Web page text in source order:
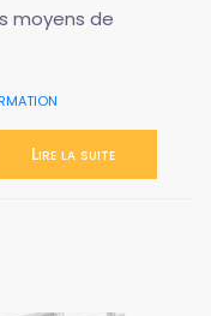
moyens de
Lire la suite